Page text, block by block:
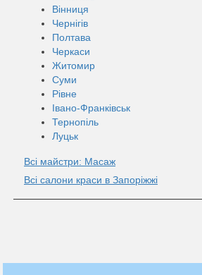
Вінниця
Чернігів
Полтава
Черкаси
Житомир
Суми
Рівне
Івано-Франківськ
Тернопіль
Луцьк
Всі майстри: Масаж
Всі салони краси в Запоріжжі